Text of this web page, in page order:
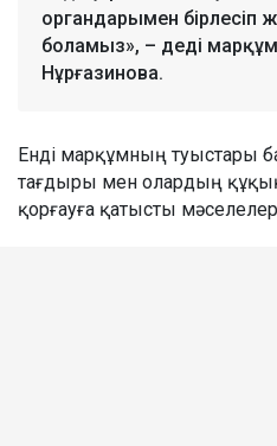
органдарымен бірлесіп
боламыз», – деді
Нұрғазинова.
Енді марқұмның туыстары
тағдыры мен олардың
қорғауға қатысты